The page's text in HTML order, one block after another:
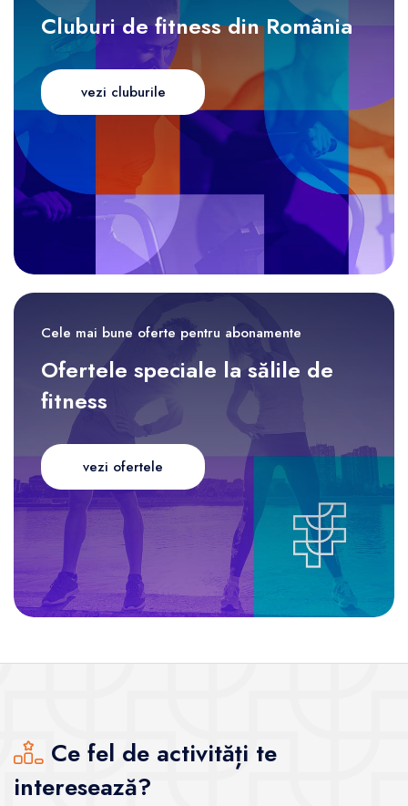
Cluburi de fitness din România
vezi cluburile
Cele mai bune oferte pentru abonamente
Ofertele speciale la sălile de
fitness
vezi ofertele
Ce fel de activități te
interesează?